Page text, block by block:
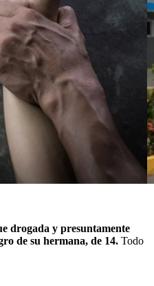
drogada y presuntamente
de su hermana, de 14. Todo